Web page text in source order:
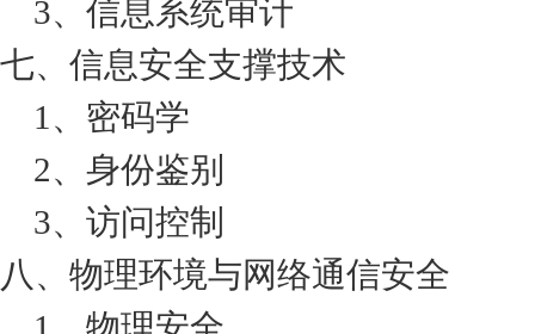
3、信息系统审计
七、信息安全支撑技术
1、密码学
2、身份鉴别
3、访问控制
八、物理环境与网络通信安全